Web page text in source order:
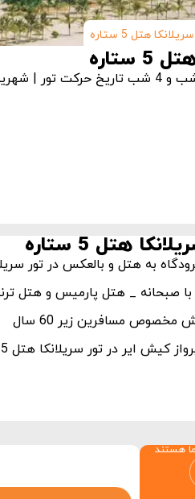
هتل 5 ستاره
تاریخ حرکت تور |
هتل 5 ستاره
به هتل و بالعکس در تور سریلانکا
با صبحانه _ هتل پارمیس و هتل
مسافرین زیر 60 سال
ایر در تور سریلانکا هتل 5 ستاره
هستند